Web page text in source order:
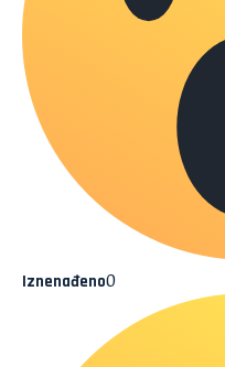
Iznenađeno0